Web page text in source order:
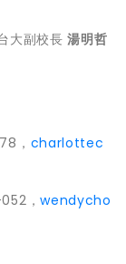
大副校長湯明哲
， charlottec
，wendycho